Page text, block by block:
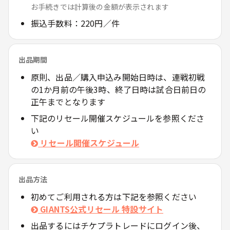
お手続きでは計算後の金額が表示されます
振込手数料：220円／件
出品期間
原則、出品／購入申込み開始日時は、連戦初戦
の1か月前の午後3時、終了日時は試合日前日の
正午までとなります
下記のリセール開催スケジュールを参照くださ
い
リセール開催スケジュール
出品方法
初めてご利用される方は下記を参照ください
GIANTS公式リセール 特設サイト
出品するにはチケプラトレードにログイン後、